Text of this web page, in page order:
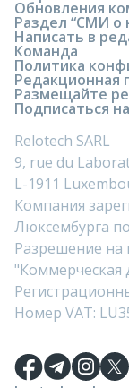
Обновления
Раздел “СМИ о
Написать в
Команда
Политика
Редакционная
Размещайте
Подписаться
Relotech SARL
9, rue du
L-1911
Компания
Люксембурга
Разрешение на
"Коммерческая
Номер VAT: